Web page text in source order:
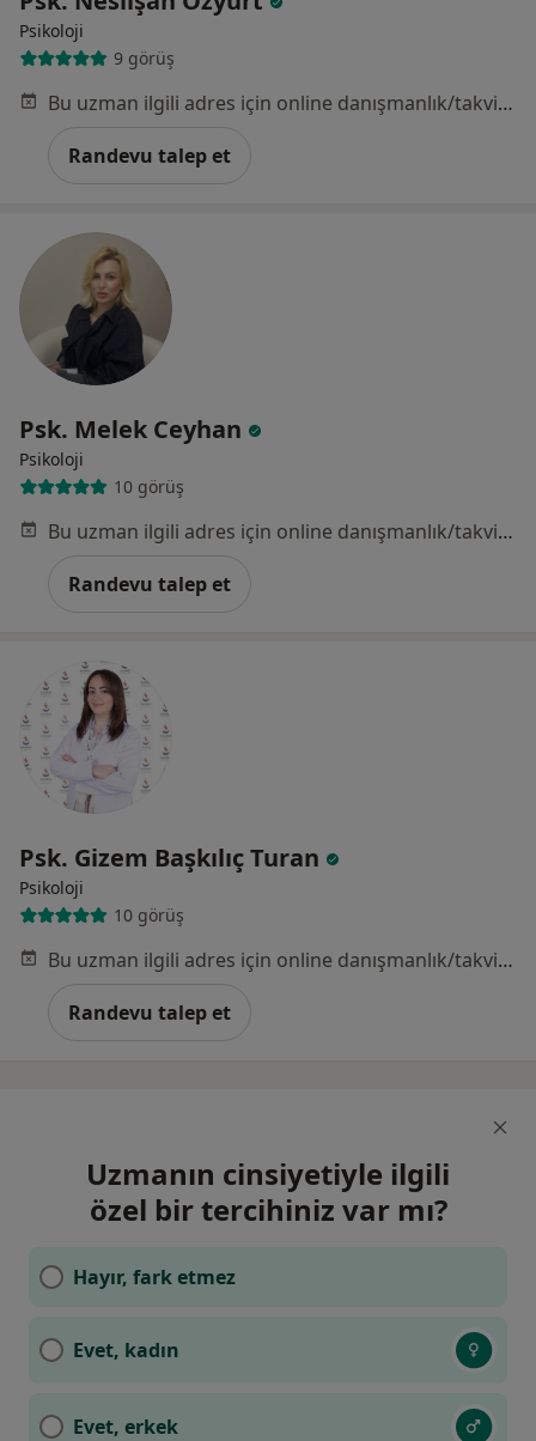
Psikoloji
9 görüş
Bu uzman ilgili adres için online danışmanlık/takvim sunmuyor.
Randevu talep et
Psk. Melek Ceyhan
Psikoloji
10 görüş
Bu uzman ilgili adres için online danışmanlık/takvim sunmuyor.
Randevu talep et
Psk. Gizem Başkılıç Turan
Psikoloji
10 görüş
Bu uzman ilgili adres için online danışmanlık/takvim sunmuyor.
Randevu talep et
Uzmanın cinsiyetiyle ilgili
özel bir tercihiniz var mı?
Hayır, fark etmez
Evet, kadın
Evet, erkek